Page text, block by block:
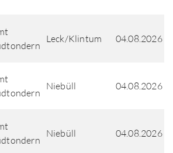
Leck/Klintum 04.08.2026
Niebüll 04.08.2026
Niebüll 04.08.2026